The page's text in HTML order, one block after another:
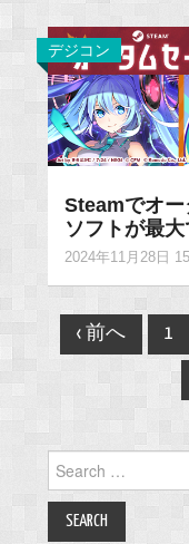
デジコン
Steamでオ
ソフトが最大
2024年11月28日
Post
navigation
‹ 前へ 1
for: